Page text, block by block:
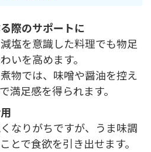
際のサポートに
塩を意識した料理でも物足
いを高めます。
物では、味噌や醤油を控え
満足感を得られます。
なりがちですが、うま味調
とで食欲を引き出せます。